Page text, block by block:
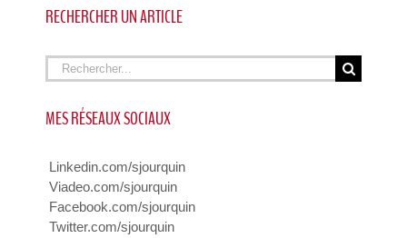
RECHERCHER UN ARTICLE
Rechercher
MES RÉSEAUX SOCIAUX
Linkedin.com/sjourquin
Viadeo.com/sjourquin
Facebook.com/sjourquin
Twitter.com/sjourquin